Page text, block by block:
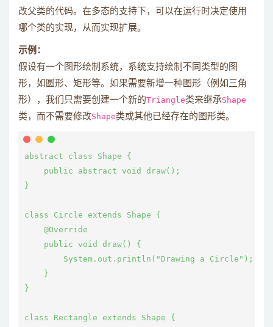
改父类的代码。在多态的支持下，可以在运行时决定使用
哪个类的实现，从而实现扩展。
示例：
假设有一个图形绘制系统，系统支持绘制不同类型的图
形，如圆形、矩形等。如果需要新增一种图形（例如三角
形），我们只需要创建一个新的Triangle类来继承Shape
类，而不需要修改Shape类或其他已经存在的图形类。
abstract class Shape {
    public abstract void draw();
}
class Circle extends Shape {
    @Override
    public void draw() {
        System.out.println("Drawing a Circle");
    }
}
class Rectangle extends Shape {